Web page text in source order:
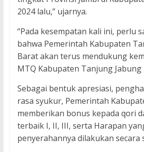
2024 lalu,” ujarnya.
“Pada kesempatan kali ini, perlu
bahwa Pemerintah Kabupaten
Barat akan terus mendukung
MTQ Kabupaten Tanjung Jabung
Sebagai bentuk apresiasi,
rasa syukur, Pemerintah
memberikan bonus kepada qori
terbaik I, II, III, serta Harapan
penyerahannya dilakukan secara